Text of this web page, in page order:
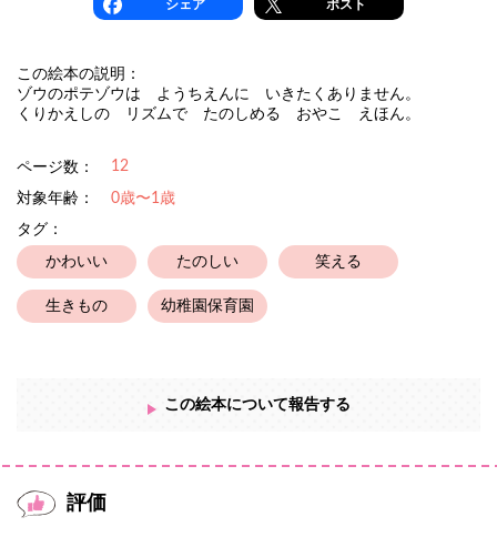
シェア ポスト
この絵本の説明：
ゾウのポテゾウは ようちえんに いきたくありません。
くりかえしの リズムで たのしめる おやこ えほん。
ページ数： 12
対象年齢：
0歳〜1歳
タグ：
かわいい たのしい 笑える
生きもの 幼稚園保育園
この絵本について報告する
評価